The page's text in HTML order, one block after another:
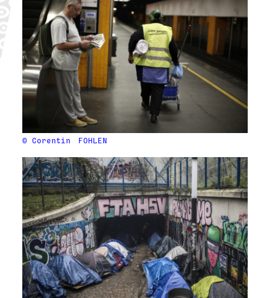
© Corentin FOHLEN